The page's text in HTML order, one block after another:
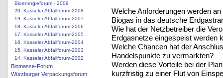
Bioenergieforum - 2009
20. Kasseler Abfallforum-2008
19. Kasseler Abfallforum-2007
18. Kasseler Abfallforum-2006
17. Kasseler Abfallforum-2005
16. Kasseler Abfallforum-2004
15. Kasseler Abfallforum-2003
14. Kasseler Abfallforum-2002
Biomasse-Forum
Würzburger Verpackungsforum
Welche Anforderungen werden
Biogas in das deutsche
Wie hat der Netzbetreiber die
Erdgasnetze eingespeist werden
Welche Chancen hat der
Handelspunkte zu vermarkten?
Werden diese Vorteile bei der
kurzfristig zu einer Flut von